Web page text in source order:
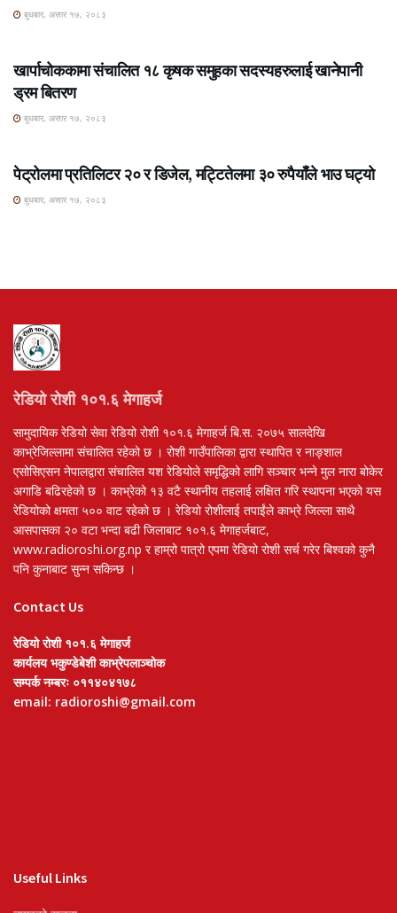
बुधबार, असार १७, २०८३
खार्पाचोककामा संचालित १८ कृषक समुहका सदस्यहरुलाई खानेपानी
ड्रम बितरण
बुधबार, असार १७, २०८३
पेट्रोलमा प्रतिलिटर २० र डिजेल, मट्टितेलमा ३० रुपैयाँले भाउ घट्यो
बुधबार, असार १७, २०८३
रेडियो रोशी १०१.६ मेगाहर्ज
सामुदायिक रेडियो सेवा रेडियो रोशी १०१.६ मेगाहर्ज बि.स. २०७५ सालदेखि
काभ्रेजिल्लामा संचालित रहेको छ । रोशी गाउँपालिका द्वारा स्थापित र नाङ्शाल
एसोसिएसन नेपालद्वारा संचालित यश रेडियोले समृद्धिको लागि सञ्चार भन्ने मुल नारा बोकेर
अगाडि बढिरहेको छ । काभ्रेको १३ वटै स्थानीय तहलाई लक्षित गरि स्थापना भएको यस
रेडियोको क्षमता ५०० वाट रहेको छ । रेडियो रोशीलाई तपाईंले काभ्रे जिल्ला साथै
आसपासका २० वटा भन्दा बढी जिलाबाट १०१.६ मेगाहर्जबाट,
www.radioroshi.org.np र हाम्रो पात्रो एपमा रेडियो रोशी सर्च गरेर बिश्वको कुनै
पनि कुनाबाट सुन्न सकिन्छ ।
Contact Us
रेडियो रोशी १०१.६ मेगाहर्ज
कार्यलय भकुण्डेबेशी काभ्रेपलाञ्चोक
सम्पर्क नम्बरः ०११४०४१७८
email: radioroshi@gmail.com
Useful Links